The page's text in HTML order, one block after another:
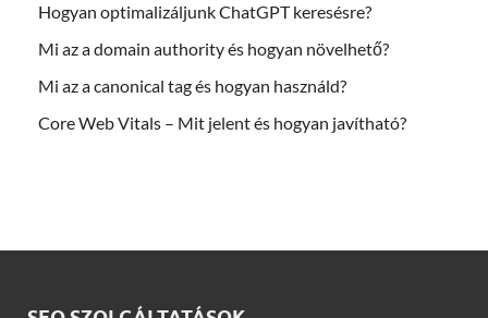
Hogyan optimalizáljunk ChatGPT keresésre?
Mi az a domain authority és hogyan növelhető?
Mi az a canonical tag és hogyan használd?
Core Web Vitals – Mit jelent és hogyan javítható?